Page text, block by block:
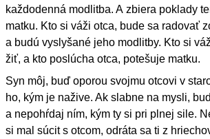
každodenná modlitba. A zbiera poklady
matku. Kto si váži otca, bude sa radovať
a budú vyslyšané jeho modlitby. Kto si
žiť, a kto poslúcha otca, potešuje matku.
Syn môj, buď oporou svojmu otcovi v
ho, kým je nažive. Ak slabne na mysli,
a nepohŕdaj ním, kým ty si pri plnej sile.
si mal súcit s otcom, odráta sa ti z